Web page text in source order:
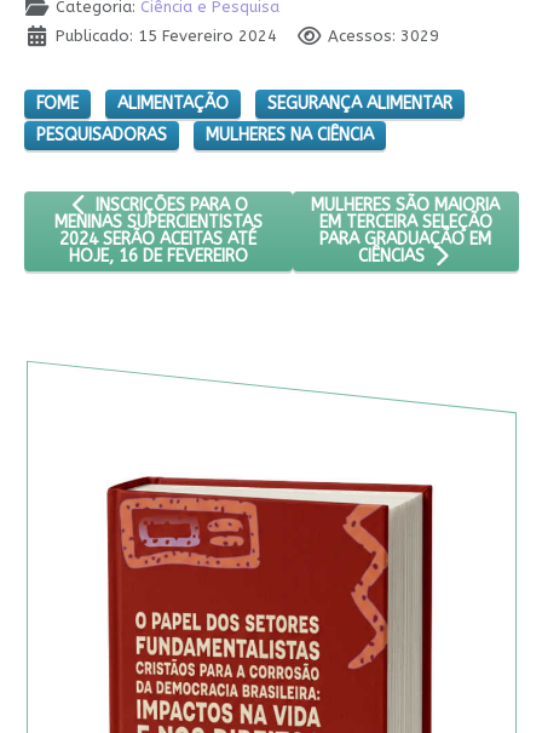
Categoria: Ciência e Pesquisa
Publicado: 15 Fevereiro 2024
Acessos: 3029
FOME ALIMENTAÇÃO
SEGURANÇA ALIMENTAR
PESQUISADORAS
MULHERES NA CIÊNCIA
ARTIGO ANTERIOR: INSCRIÇÕES PARA O MENINAS
INSCRIÇÕES PARA O
MENINAS SUPERCIENTISTAS
2024 SERÃO ACEITAS ATÉ
HOJE, 16 DE FEVEREIRO
PRÓXIMO ARTIGO:
MULHERES SÃO MAIORIA
EM TERCEIRA SELEÇÃO
PARA GRADUAÇÃO EM
CIÊNCIAS